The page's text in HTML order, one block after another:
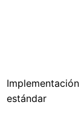
Implementación
estándar